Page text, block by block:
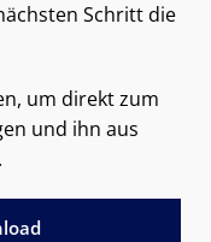
Schritt die
um direkt zum
und ihn aus